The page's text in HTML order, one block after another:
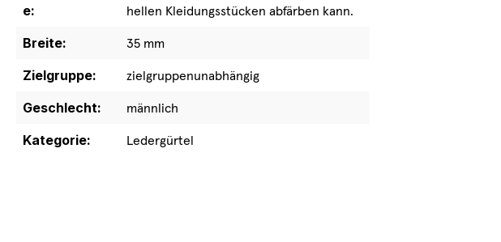
e:
hellen Kleidungsstücken abfärben kann.
Breite:
35 mm
Zielgruppe:
zielgruppenunabhängig
Geschlecht:
männlich
Kategorie:
Ledergürtel